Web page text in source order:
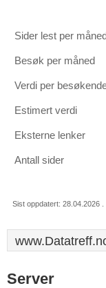
Sider lest per måned
Besøk per måned
Verdi per
Estimert verdi
Eksterne lenker
Antall sider
Sist oppdatert: 28.04.2026
Server